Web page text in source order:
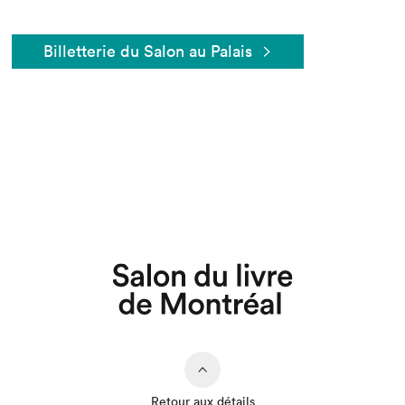
Billetterie du Salon au Palais
Retour aux détails